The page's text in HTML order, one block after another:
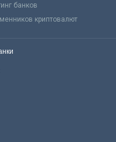
банков
криптовалют